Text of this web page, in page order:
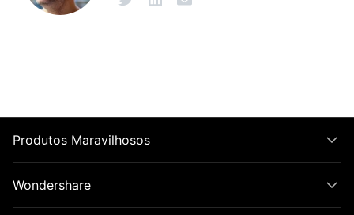
Produtos Maravilhosos
Wondershare